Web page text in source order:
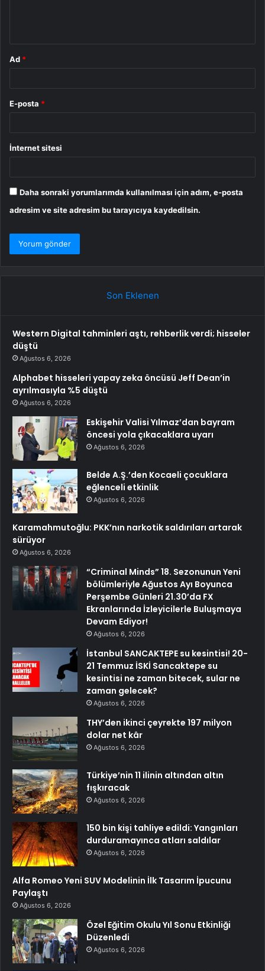
Ad *
E-posta *
İnternet sitesi
Daha sonraki yorumlarımda kullanılması için adım, e-posta
adresim ve site adresim bu tarayıcıya kaydedilsin.
Son Eklenen
Western Digital tahminleri aştı, rehberlik verdi; hisseler
düştü
Ağustos 6, 2026
Alphabet hisseleri yapay zeka öncüsü Jeff Dean’in
ayrılmasıyla %5 düştü
Ağustos 6, 2026
Eskişehir Valisi Yılmaz’dan bayram
öncesi yola çıkacaklara uyarı
Ağustos 6, 2026
Belde A.Ş.’den Kocaeli çocuklara
eğlenceli etkinlik
Ağustos 6, 2026
Karamahmutoğlu: PKK’nın narkotik saldırıları artarak
sürüyor
Ağustos 6, 2026
“Criminal Minds” 18. Sezonunun Yeni
bölümleriyle Ağustos Ayı Boyunca
Perşembe Günleri 21.30’da FX
Ekranlarında İzleyicilerle Buluşmaya
Devam Ediyor!
Ağustos 6, 2026
İstanbul SANCAKTEPE su kesintisi! 20-
21 Temmuz İSKİ Sancaktepe su
kesintisi ne zaman bitecek, sular ne
zaman gelecek?
Ağustos 6, 2026
THY’den ikinci çeyrekte 197 milyon
dolar net kâr
Ağustos 6, 2026
Türkiye’nin 11 ilinin altından altın
fışkıracak
Ağustos 6, 2026
150 bin kişi tahliye edildi: Yangınları
durduramayınca atları saldılar
Ağustos 6, 2026
Alfa Romeo Yeni SUV Modelinin İlk Tasarım İpucunu
Paylaştı
Ağustos 6, 2026
Özel Eğitim Okulu Yıl Sonu Etkinliği
Düzenledi
Ağustos 6, 2026